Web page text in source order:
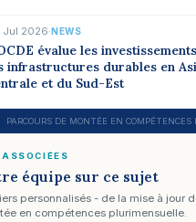
Jul 2026·NEWS
évalue les
infrastructures durables en
et du Sud-Est
PARCOURS DE MONTÉE EN COMPÉTENCES
équipe sur ce sujet
personnalisés - de la mise à jour
en compétences plurimensuelle.